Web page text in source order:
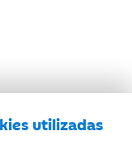
utilizadas